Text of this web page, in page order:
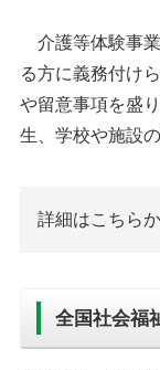
介護等体験事
る方に義務付け
や留意事項を盛
生、学校や施設
詳細はこちら
全国社会福